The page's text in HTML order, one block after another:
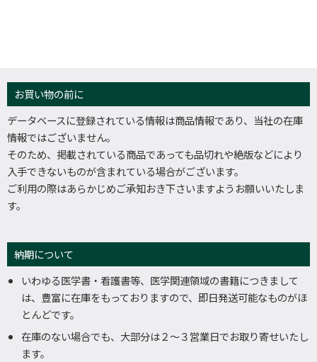
お買い物の前に
データベースに登録されている情報は商品情報であり、当社の在庫
情報ではございません。
そのため、掲載されている商品であっても品切れや絶版などにより
入手できないものが含まれている場合がございます。
ご利用の際はあらかじめご承知おき下さいますようお願いいたしま
す。
納期について
いわゆる医学書・看護書等、医学関連領域の書籍につきまして
は、豊富に在庫をもっておりますので、即日発送可能なものがほ
とんどです。
在庫のない場合でも、大部分は２～３営業日でお取り寄せいたし
ます。